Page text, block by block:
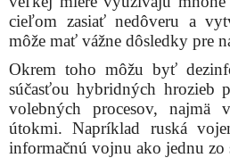
cieľom zasiať nedôveru a
môže mať vážne dôsledky pre
Okrem toho môžu byť
súčasťou hybridných hrozieb
volebných procesov, najmä
útokmi. Napríklad ruská
informačnú vojnu ako jednu zo